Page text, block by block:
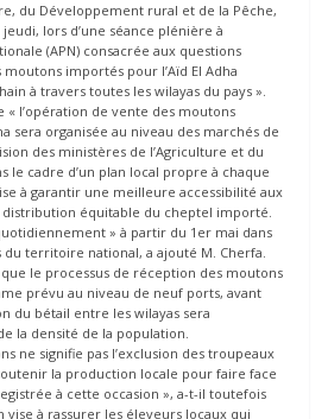
du Développement rural et de la Pêche,
lors d’une séance plénière à
(APN) consacrée aux questions
importés pour l’Aïd El Adha
à travers toutes les wilayas du pays ».
« l’opération de vente des moutons
sera organisée au niveau des marchés de
des ministères de l’Agriculture et du
le cadre d’un plan local propre à chaque
à garantir une meilleure accessibilité aux
distribution équitable du cheptel importé.
» à partir du 1er mai dans
du territoire national, a ajouté M. Cherfa.
le processus de réception des moutons
prévu au niveau de neuf ports, avant
du bétail entre les wilayas sera
la densité de la population.
ne signifie pas l’exclusion des troupeaux
la production locale pour faire face
à cette occasion », a-t-il toutefois
vise à rassurer les éleveurs locaux qui